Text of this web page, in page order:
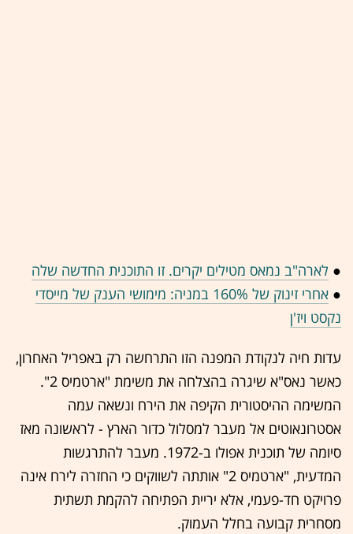
● לארה"ב נמאס מטילים יקרים. זו התוכנית החדשה שלה
●
אחרי זינוק של 160% במניה: מימושי הענק של מייסדי
נקסט ויז'ן
עדות חיה לנקודת המפנה הזו התרחשה רק באפריל האחרון,
כאשר נאס"א שיגרה בהצלחה את משימת "ארטמיס 2".
המשימה ההיסטורית הקיפה את הירח ונשאה עמה
אסטרונאוטים אל מעבר למסלול כדור הארץ - לראשונה מאז
סיומה של תוכנית אפולו ב-1972. מעבר להתרגשות
המדעית, "ארטמיס 2" אותתה לשווקים כי החזרה לירח אינה
פרויקט חד-פעמי, אלא יריית הפתיחה להקמת תשתית
מסחרית קבועה בחלל העמוק.